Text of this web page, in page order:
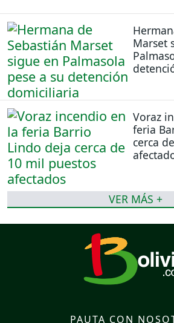
Marset
Voraz
feria
cerca
VER MÁS +
PAUTA CON